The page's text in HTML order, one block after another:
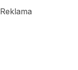
Reklama